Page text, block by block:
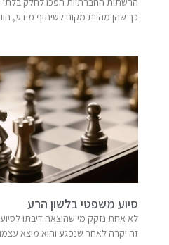
כך שהן מהוות מקום לשיתוף מידע,
סיוע משפטי בלשון הרע
לא אחת נזקק מי שהוצאה דיבתו
זה יקרה לאחר שנפגע והוא מוצא